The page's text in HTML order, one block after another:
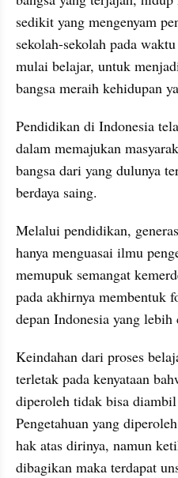
sedikit yang mengenyam
sekolah-sekolah pada
mulai belajar, untuk
bangsa meraih kehidupan
Pendidikan di Indonesia
dalam memajukan
bangsa dari yang dulunya
berdaya saing.
Melalui pendidikan,
hanya menguasai ilmu
memupuk semangat
pada akhirnya membentuk
depan Indonesia yang lebih
Keindahan dari proses
terletak pada kenyataan
diperoleh tidak bisa
Pengetahuan yang
hak atas dirinya, namun
dibagikan maka terdapat